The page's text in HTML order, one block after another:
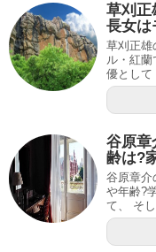
草刈正
長女は
草刈正雄
ル・紅
優として
谷原章
齢は?
谷原章介
や年齢?
て、 そ